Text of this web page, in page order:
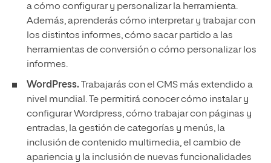
a cómo configurar y personalizar la herramienta.
Además, aprenderás cómo interpretar y trabajar con
los distintos informes, cómo sacar partido a las
herramientas de conversión o cómo personalizar los
informes.
WordPress. Trabajarás con el CMS más extendido a
nivel mundial. Te permitirá conocer cómo instalar y
configurar Wordpress, cómo trabajar con páginas y
entradas, la gestión de categorías y menús, la
inclusión de contenido multimedia, el cambio de
apariencia y la inclusión de nuevas funcionalidades